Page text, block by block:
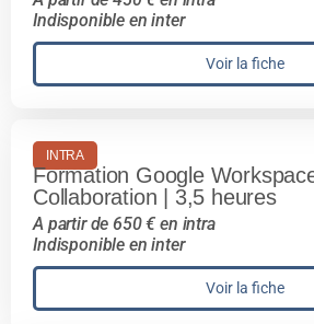
Indisponible en inter
Voir la fiche
INTRA
Formation Google
Collaboration | 3,5 heures
A partir de 650 € en intra
Indisponible en inter
Voir la fiche